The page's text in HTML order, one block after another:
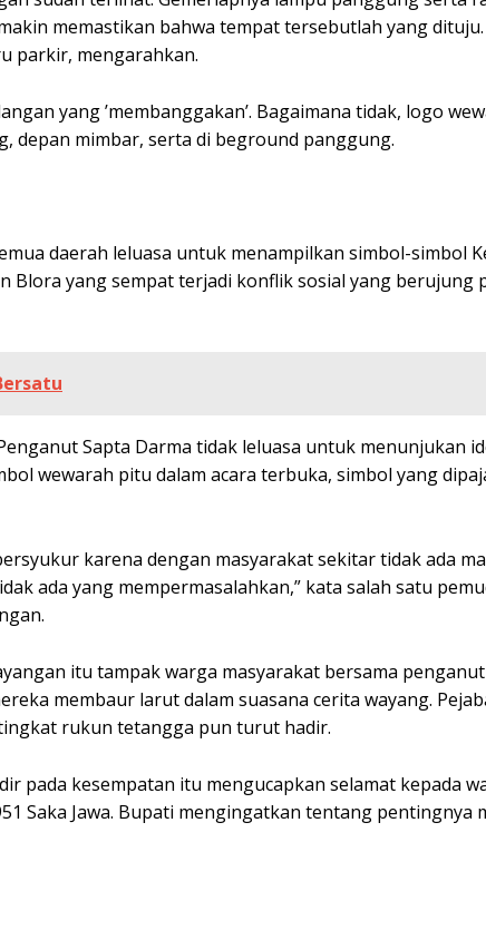
memastikan bahwa tempat tersebutlah yang dituju.
parkir, mengarahkan.
yang ’membanggakan’. Bagaimana tidak, logo
depan mimbar, serta di beground panggung.
daerah leluasa untuk menampilkan simbol-simbol
Blora yang sempat terjadi konflik sosial yang berujung
Sapta Darma tidak leluasa untuk menunjukan
wewarah pitu dalam acara terbuka, simbol yang
karena dengan masyarakat sekitar tidak ada
ada yang mempermasalahkan,” kata salah satu
itu tampak warga masyarakat bersama
membaur larut dalam suasana cerita wayang.
rukun tetangga pun turut hadir.
pada kesempatan itu mengucapkan selamat kepada
Saka Jawa. Bupati mengingatkan tentang pentingnya